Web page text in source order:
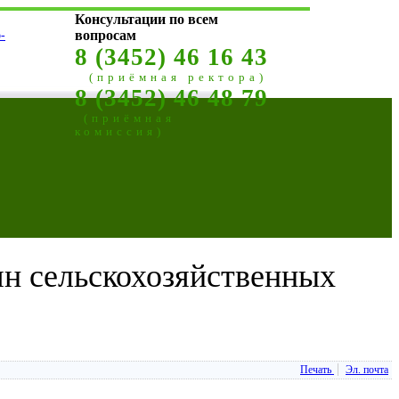
Консультации по всем
вопросам
8 (3452) 46 16 43
(приёмная ректора)
8 (3452) 46 48 79
(приёмная
комиссия)
сельскохозяйственных
Печать Эл. почта